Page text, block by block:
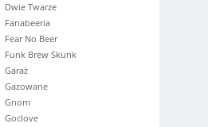
Dwie Twarze
Fanabeeria
Fear No Beer
Funk Brew Skunk
Garaż
Gazowane
Gnom
Goclove